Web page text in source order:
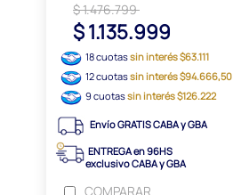
$ 1.476.799
$ 1.135.999
18 cuotassin interés $63.111
12 cuotassin interés $94.666,50
9 cuotassin interés $126.222
Envío GRATIS CABA y GBA
ENTREGA en 96HS
exclusivo CABA y GBA
COMPARAR